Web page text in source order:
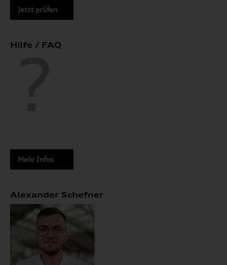
Jetzt prüfen
Hilfe / FAQ
Mehr Infos
Alexander Schefner